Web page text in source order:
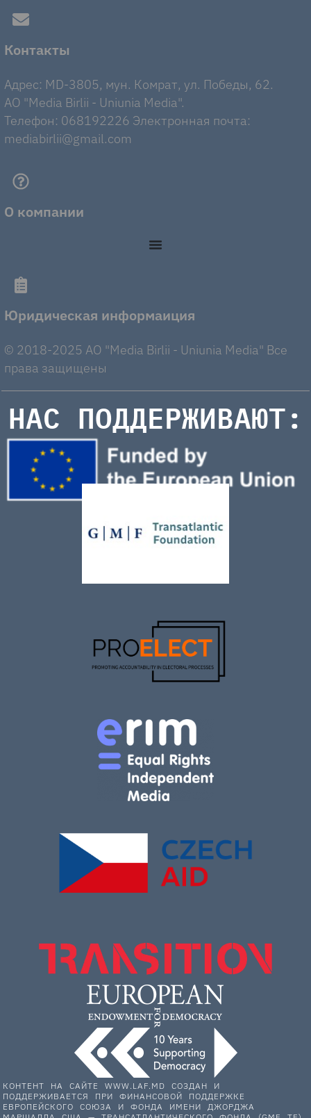
Контакты
Адрес: MD-3805, мун. Комрат, ул. Победы, 62.
AO "Media Birlii - Uniunia Media".
Телефон: 068192226 Электронная почта:
mediabirlii@gmail.com
О компании
Юридическая информаиция
© 2018-2025 AO "Media Birlii - Uniunia Media" Все
права защищены
НАС ПОДДЕРЖИВАЮТ:
КОНТЕНТ НА САЙТЕ WWW.LAF.MD СОЗДАН И
ПОДДЕРЖИВАЕТСЯ ПРИ ФИНАНСОВОЙ ПОДДЕРЖКЕ
ЕВРОПЕЙСКОГО СОЮЗА И ФОНДА ИМЕНИ ДЖОРДЖА